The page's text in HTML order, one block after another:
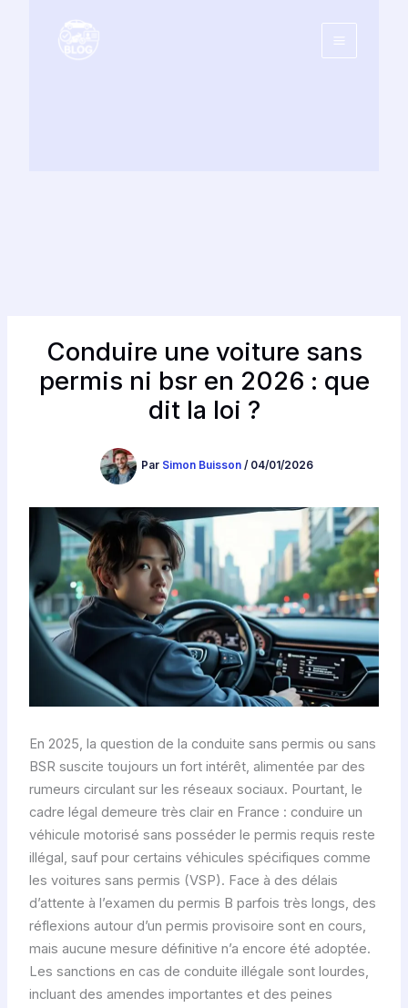
Conduire une voiture sans
permis ni bsr en 2026 : que
dit la loi ?
Par Simon Buisson / 04/01/2026
En 2025, la question de la conduite sans permis ou sans
BSR suscite toujours un fort intérêt, alimentée par des
rumeurs circulant sur les réseaux sociaux. Pourtant, le
cadre légal demeure très clair en France : conduire un
véhicule motorisé sans posséder le permis requis reste
illégal, sauf pour certains véhicules spécifiques comme
les voitures sans permis (VSP). Face à des délais
d’attente à l’examen du permis B parfois très longs, des
réflexions autour d’un permis provisoire sont en cours,
mais aucune mesure définitive n’a encore été adoptée.
Les sanctions en cas de conduite illégale sont lourdes,
incluant des amendes importantes et des peines